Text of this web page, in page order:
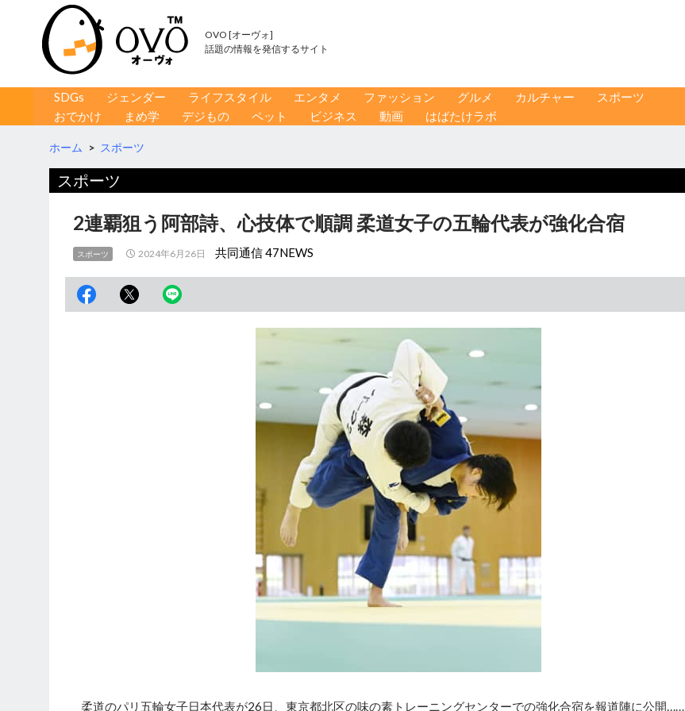
OVO [オーヴォ]
話題の情報を発信するサイト
コンテンツへ移動
SDGs ジェンダー ライフスタイル エンタメ ファッション グルメ カルチャー
スポーツ
おでかけ
まめ学 デジもの ペット ビジネス 動画 はばたけラボ
ホーム > スポーツ
スポーツ
2連覇狙う阿部詩、心技体で順調 柔道女子の五輪代表が強化合宿
スポーツ 2024年6月26日 共同通信 47NEWS
柔道のパリ五輪女子日本代表が26日、東京都北区の味の素トレーニングセンターでの強化合宿を報道陣に公開……